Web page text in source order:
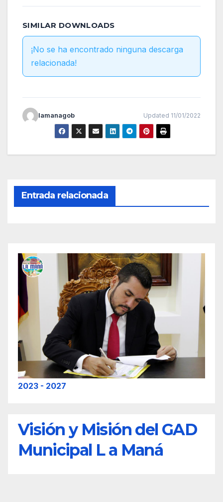
SIMILAR DOWNLOADS
¡No se ha encontrado ninguna descarga
relacionada!
lamanagob Updated 11/01/2022
Entrada relacionada
2023 - 2027
Visión y Misión del GAD
Municipal L a Maná